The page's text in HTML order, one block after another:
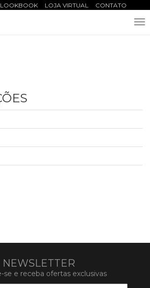
LOOKBOOK LOJA VIRTUAL CONTATO
NEWSLETTER
se e receba ofertas exclusivas